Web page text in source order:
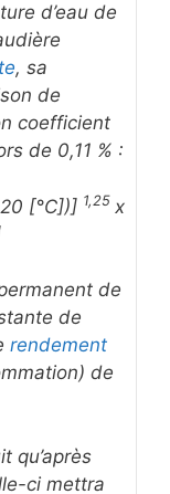
d’eau de
, sa
de
coefficient
de 0,11 % :
[°C])] 1,25 x
de
de
rendement
de
qu’après
ci mettra